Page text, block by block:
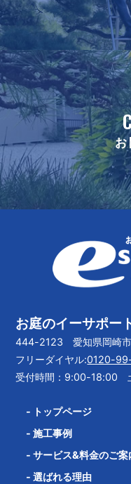
お庭のイーサポー
444-2123 愛知県岡崎
フリーダイヤル:0120-
受付時間：9:00-18:00
- トップページ
- 施工事例
- サービス&料金のご案
- 選ばれる理由